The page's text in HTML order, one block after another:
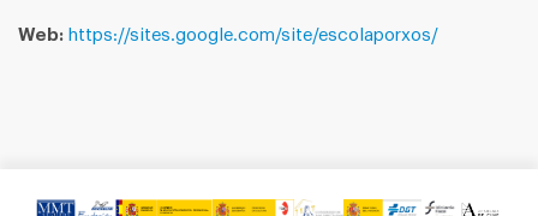
Web: https://sites.google.com/site/escolaporxos/